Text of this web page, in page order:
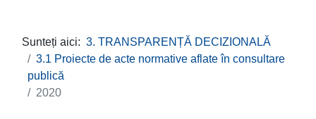
Sunteți aici: 3. TRANSPARENȚĂ DECIZIONALĂ
3.1 Proiecte de acte normative aflate în consultare
publică
2020